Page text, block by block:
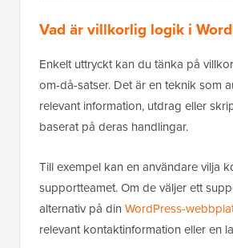
Vad är villkorlig logik i
Enkelt uttryckt kan du tänka på
om-då-satser. Det är en teknik som
relevant information, utdrag eller
baserat på deras handlingar.
Till exempel kan en användare vilja
supportteamet. Om de väljer ett
alternativ på din WordPress-
relevant kontaktinformation eller en